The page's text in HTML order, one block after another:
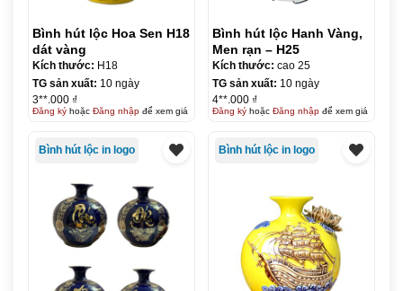
Bình hút lộc Hoa Sen H18
dát vàng
Kích thước: H18
TG sản xuất: 10 ngày
3**.000 ₫
Đăng kýhoặc Đăng nhậpđể xem giá
Bình hút lộc Hanh Vàng,
Men rạn – H25
Kích thước: cao 25
TG sản xuất: 10 ngày
4**.000 ₫
Đăng kýhoặc Đăng nhậpđể xem giá
Bình hút lộc in logo Bình hút lộc in logo